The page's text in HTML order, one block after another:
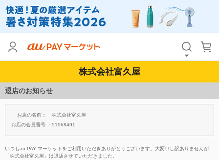
株式会社富久屋
退店のお知らせ
お店の名前：
株式会社富久屋
お店の会員番号 ： 51968491
いつもau PAY マーケットをご利用いただきありがとうございます。大変申し訳ありませんが、
「株式会社富久屋」は退店させていただきました。